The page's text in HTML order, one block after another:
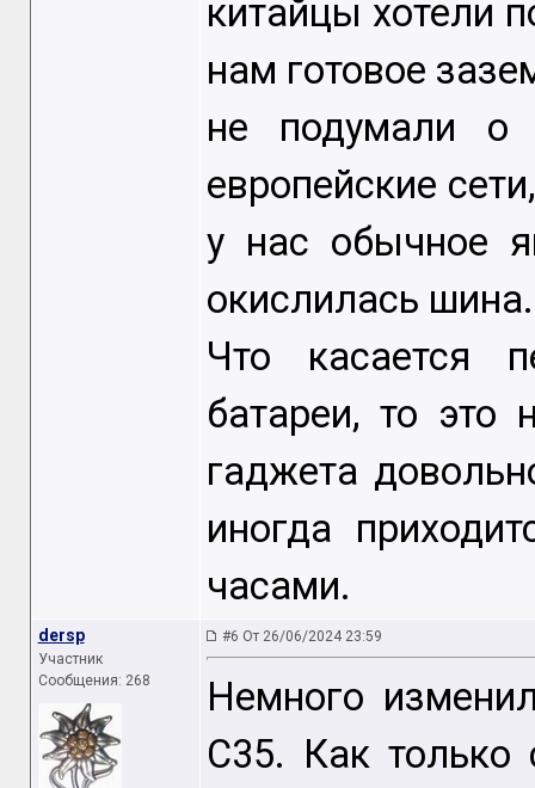
китайцы хотели
нам готовое
не подумали
европейские
у нас обычное
окислилась шина.
Что касается
батареи, то это
гаджета
иногда
часами.
dersp
Участник
Сообщения: 268
#6 От 26/06/2024 23:59
Немного
С35. Как только